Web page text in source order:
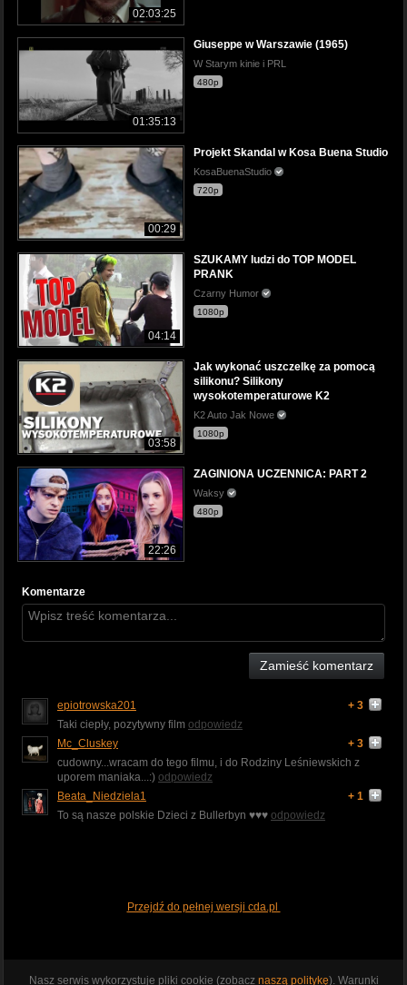
02:03:25
01:35:13
Giuseppe w Warszawie (1965)
W Starym kinie i PRL
480p
00:29
Projekt Skandal w Kosa Buena Studio
KosaBuenaStudio
720p
04:14
SZUKAMY ludzi do TOP MODEL
PRANK
Czarny Humor
1080p
03:58
Jak wykonać uszczelkę za pomocą
silikonu? Silikony
wysokotemperaturowe K2
K2 Auto Jak Nowe
1080p
22:26
ZAGINIONA UCZENNICA: PART 2
Waksy
480p
Komentarze
Zamieść komentarz
epiotrowska201
+ 3
Taki ciepły, pozytywny film odpowiedz
Mc_Cluskey
+ 3
cudowny...wracam do tego filmu, i do Rodziny Leśniewskich z
uporem maniaka...:) odpowiedz
Beata_Niedziela1
+ 1
To są nasze polskie Dzieci z Bullerbyn ♥️♥️♥️ odpowiedz
Przejdź do pełnej wersji cda.pl
Nasz serwis wykorzystuje pliki cookie (zobacz naszą politykę). Warunki